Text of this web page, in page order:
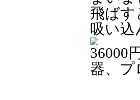
飛ばす
吸い
36000
器、プ